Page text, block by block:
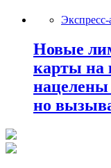
Экспресс-
Новые
карты на
нацелены
но